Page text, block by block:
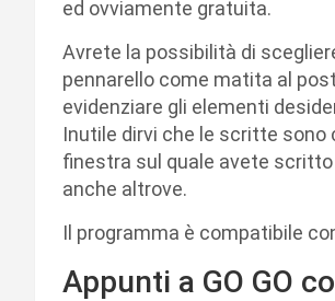
ed ovviamente gratuita.
Avrete la possibilità di
pennarello come matita al
evidenziare gli elementi
Inutile dirvi che le scritte
finestra sul quale avete
anche altrove.
Il programma è compatibile
Appunti a GO GO